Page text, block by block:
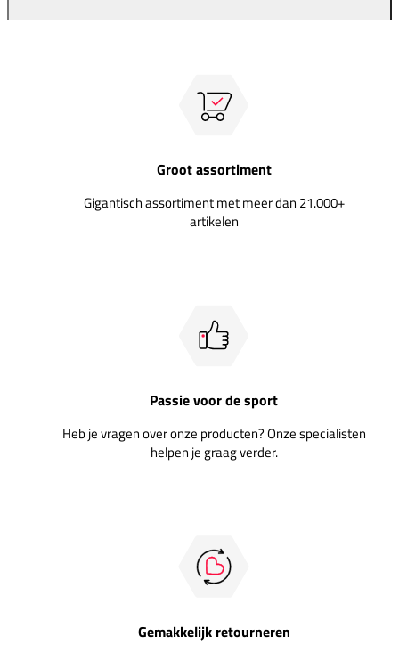
Groot assortiment
Gigantisch assortiment met meer dan 21.000+
artikelen
Passie voor de sport
Heb je vragen over onze producten? Onze specialisten
helpen je graag verder.
Gemakkelijk retourneren